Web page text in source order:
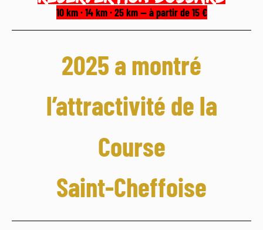
10 km · 14 km · 25 km — à partir de 15 €
2025 a montré
l’attractivité de la
Course
Saint-Cheffoise